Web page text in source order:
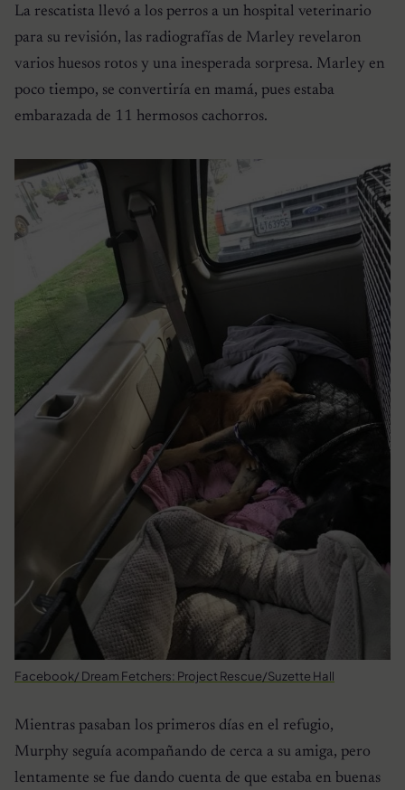
La rescatista llevó a los perros a un hospital veterinario
para su revisión, las radiografías de Marley revelaron
varios huesos rotos y una inesperada sorpresa. Marley en
poco tiempo, se convertiría en mamá, pues estaba
embarazada de 11 hermosos cachorros.
Facebook/ Dream Fetchers: Project Rescue/Suzette Hall
Mientras pasaban los primeros días en el refugio,
Murphy seguía acompañando de cerca a su amiga, pero
lentamente se fue dando cuenta de que estaba en buenas